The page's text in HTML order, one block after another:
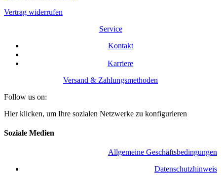
Vertrag widerrufen
Service
Kontakt
Karriere
Versand & Zahlungsmethoden
Follow us on:
Hier klicken, um Ihre sozialen Netzwerke zu konfigurieren
Soziale Medien
Allgemeine Geschäftsbedingungen
​Datenschutzhinweis